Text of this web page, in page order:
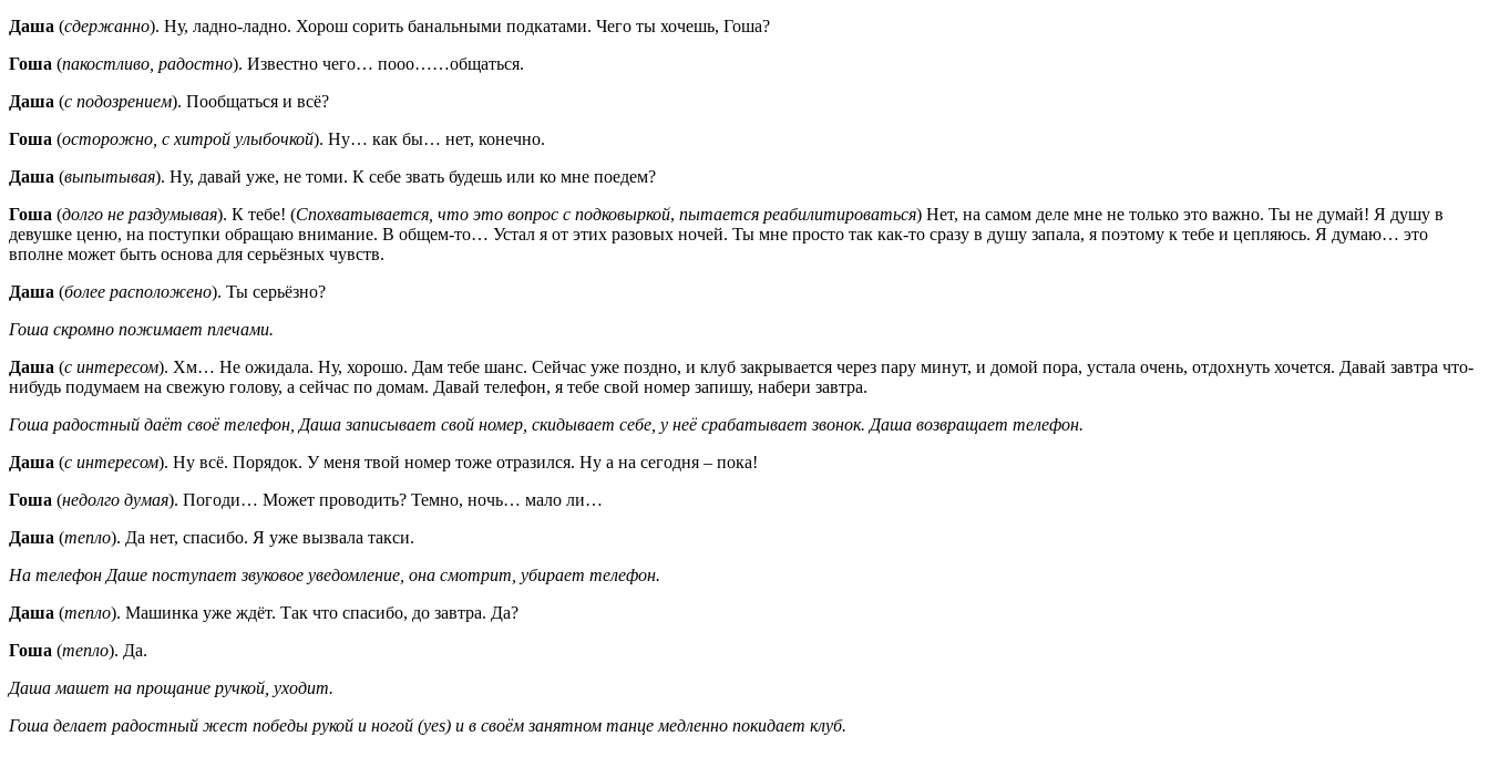
Даша (сдержанно). Ну, ладно-ладно. Хорош сорить банальными подкатами. Чего ты хочешь, Гоша?
Гоша (пакостливо, радостно). Известно чего… пооо……общаться.
Даша (с подозрением). Пообщаться и всё?
Гоша (осторожно, с хитрой улыбочкой). Ну… как бы… нет, конечно.
Даша (выпытывая). Ну, давай уже, не томи. К себе звать будешь или ко мне поедем?
Гоша (долго не раздумывая). К тебе! (Спохватывается, что это вопрос с подковыркой, пытается реабилитироваться) Нет, на самом деле мне не только это важно. Ты не думай! Я душу в
девушке ценю, на поступки обращаю внимание. В общем-то… Устал я от этих разовых ночей. Ты мне просто так как-то сразу в душу запала, я поэтому к тебе и цепляюсь. Я думаю… это
вполне может быть основа для серьёзных чувств.
Даша (более расположено). Ты серьёзно?
Гоша скромно пожимает плечами.
Даша (с интересом). Хм… Не ожидала. Ну, хорошо. Дам тебе шанс. Сейчас уже поздно, и клуб закрывается через пару минут, и домой пора, устала очень, отдохнуть хочется. Давай завтра что-
нибудь подумаем на свежую голову, а сейчас по домам. Давай телефон, я тебе свой номер запишу, набери завтра.
Гоша радостный даёт своё телефон, Даша записывает свой номер, скидывает себе, у неё срабатывает звонок. Даша возвращает телефон.
Даша (с интересом). Ну всё. Порядок. У меня твой номер тоже отразился. Ну а на сегодня – пока!
Гоша (недолго думая). Погоди… Может проводить? Темно, ночь… мало ли…
Даша (тепло). Да нет, спасибо. Я уже вызвала такси.
На телефон Даше поступает звуковое уведомление, она смотрит, убирает телефон.
Даша (тепло). Машинка уже ждёт. Так что спасибо, до завтра. Да?
Гоша (тепло). Да.
Даша машет на прощание ручкой, уходит.
Гоша делает радостный жест победы рукой и ногой (yes) и в своём занятном танце медленно покидает клуб.